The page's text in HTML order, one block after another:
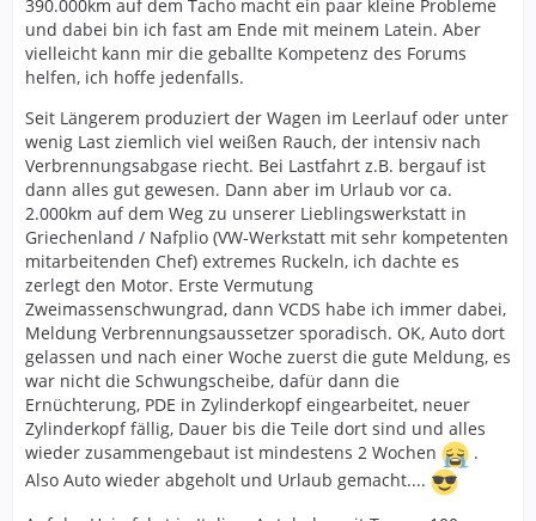
390.000km auf dem Tacho macht ein paar kleine Probleme
und dabei bin ich fast am Ende mit meinem Latein. Aber
vielleicht kann mir die geballte Kompetenz des Forums
helfen, ich hoffe jedenfalls.
Seit Längerem produziert der Wagen im Leerlauf oder unter
wenig Last ziemlich viel weißen Rauch, der intensiv nach
Verbrennungsabgase riecht. Bei Lastfahrt z.B. bergauf ist
dann alles gut gewesen. Dann aber im Urlaub vor ca.
2.000km auf dem Weg zu unserer Lieblingswerkstatt in
Griechenland / Nafplio (VW-Werkstatt mit sehr kompetenten
mitarbeitenden Chef) extremes Ruckeln, ich dachte es
zerlegt den Motor. Erste Vermutung
Zweimassenschwungrad, dann VCDS habe ich immer dabei,
Meldung Verbrennungsaussetzer sporadisch. OK, Auto dort
gelassen und nach einer Woche zuerst die gute Meldung, es
war nicht die Schwungscheibe, dafür dann die
Ernüchterung, PDE in Zylinderkopf eingearbeitet, neuer
Zylinderkopf fällig, Dauer bis die Teile dort sind und alles
wieder zusammengebaut ist mindestens 2 Wochen
.
Also Auto wieder abgeholt und Urlaub gemacht....